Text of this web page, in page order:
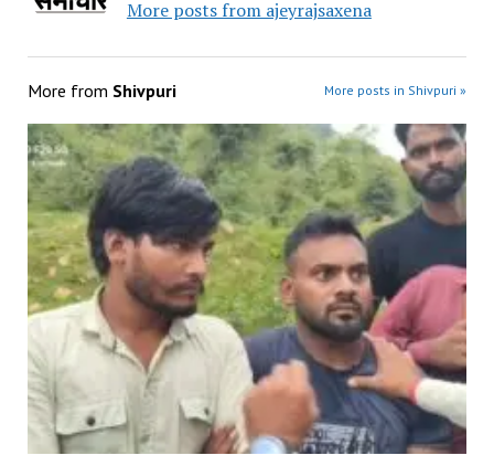
More posts from ajeyrajsaxena
More from Shivpuri More posts in Shivpuri »